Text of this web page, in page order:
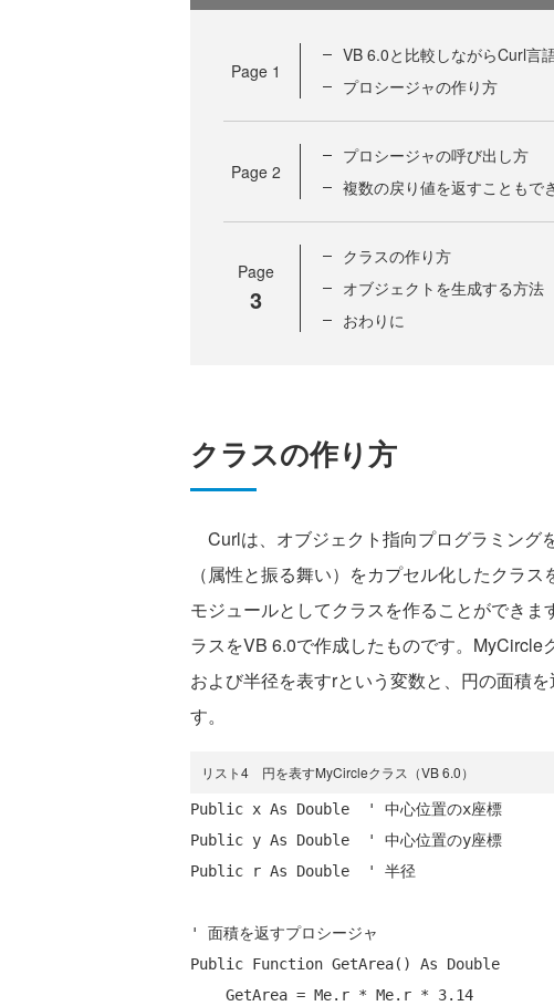
Page 1
VB 6.0と比較しながらCurl言
プロシージャの作り方
Page 2
プロシージャの呼び出し方
複数の戻り値を返すこともで
Page
3
クラスの作り方
オブジェクトを生成する方法
おわりに
クラスの作り方
Curlは、オブジェクト指向プログラミング
（属性と振る舞い）をカプセル化したクラ
モジュールとしてクラスを作ることができ
ラスをVB 6.0で作成したものです。MyCircle
および半径を表すrという変数と、円の面積
す。
リスト4 円を表すMyCircleクラス（VB 6.0）
Public x As Double
' 中心位置のx座標
Public y As Double
' 中心位置のy座標
Public r As Double ' 半径
' 面積を返すプロシージャ
Public Function GetArea() As Double